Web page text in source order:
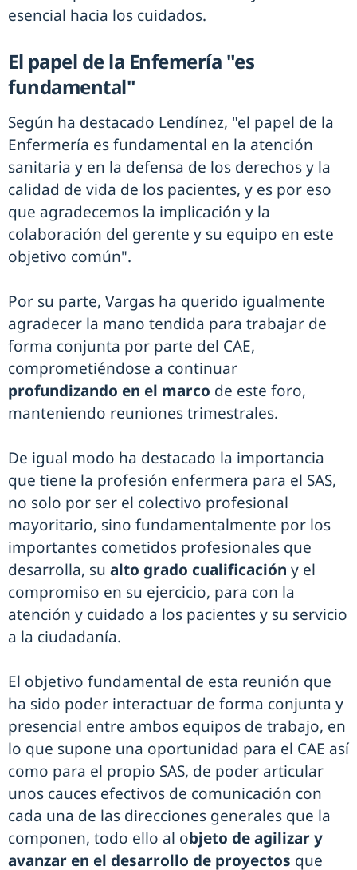
esencial hacia los cuidados.
El papel de la Enfemería "es
fundamental"
Según ha destacado Lendínez, "el papel de la
Enfermería es fundamental en la atención
sanitaria y en la defensa de los derechos y la
calidad de vida de los pacientes, y es por eso
que agradecemos la implicación y la
colaboración del gerente y su equipo en este
objetivo común".
Por su parte, Vargas ha querido igualmente
agradecer la mano tendida para trabajar de
forma conjunta por parte del CAE,
comprometiéndose a continuar
profundizando en el marco de este foro,
manteniendo reuniones trimestrales.
De igual modo ha destacado la importancia
que tiene la profesión enfermera para el SAS,
no solo por ser el colectivo profesional
mayoritario, sino fundamentalmente por los
importantes cometidos profesionales que
desarrolla, su alto grado cualificación y el
compromiso en su ejercicio, para con la
atención y cuidado a los pacientes y su servicio
a la ciudadanía.
El objetivo fundamental de esta reunión que
ha sido poder interactuar de forma conjunta y
presencial entre ambos equipos de trabajo, en
lo que supone una oportunidad para el CAE así
como para el propio SAS, de poder articular
unos cauces efectivos de comunicación con
cada una de las direcciones generales que la
componen, todo ello al objeto de agilizar y
avanzar en el desarrollo de proyectos que